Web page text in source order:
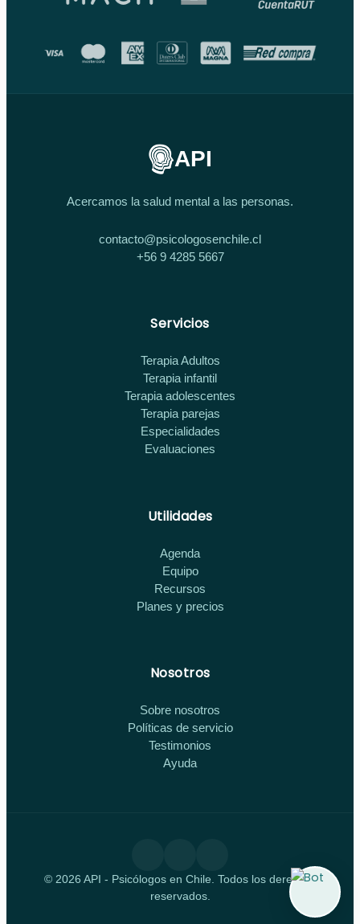
API
Acercamos la salud mental a las personas.
contacto@psicologosenchile.cl
+56 9 4285 5667
Servicios
Terapia Adultos
Terapia infantil
Terapia adolescentes
Terapia parejas
Especialidades
Evaluaciones
Utilidades
Agenda
Equipo
Recursos
Planes y precios
Nosotros
Sobre nosotros
Políticas de servicio
Testimonios
Ayuda
© 2026 API - Psicólogos en Chile. Todos los derechos
reservados.